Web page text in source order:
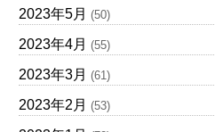
2023年5月 (50)
2023年4月 (55)
2023年3月 (61)
2023年2月 (53)